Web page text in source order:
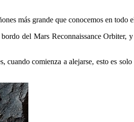
más grande que conocemos en todo
del Mars Reconnaissance Orbiter, y
comienza a alejarse, esto es